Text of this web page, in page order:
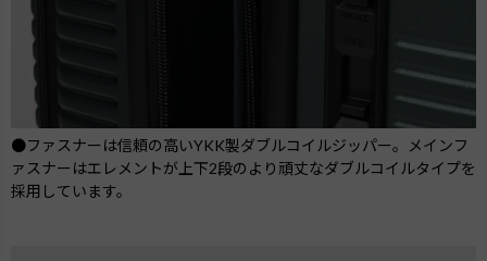
●ファスナーは信頼の高いYKK製ダブルコイルジッパー。メインフ
ァスナーはエレメントが上下2段のより頑丈なダブルコイルタイプを
採用しています。